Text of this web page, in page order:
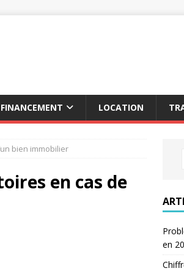
FINANCEMENT LOCATION
bien immobilier
en cas de
en